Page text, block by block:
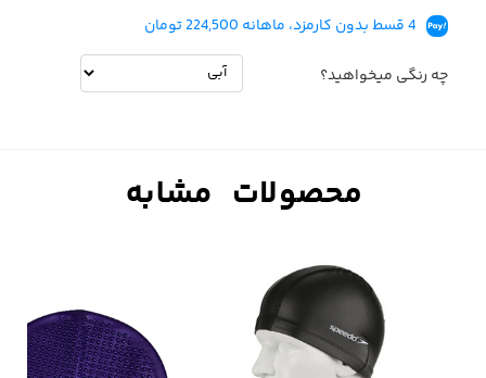
4 قسط بدون کارمزد، ماهانه 224,500 تومان
چه رنگی میخواهید؟